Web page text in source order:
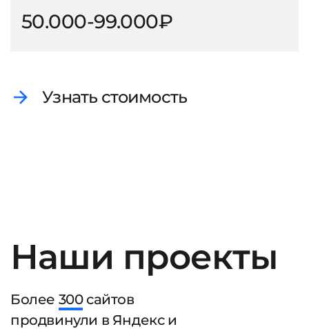
50.000-99.000₽
Узнать стоимость
Наши проекты
Более 300сайтов
продвинули в Яндекс и